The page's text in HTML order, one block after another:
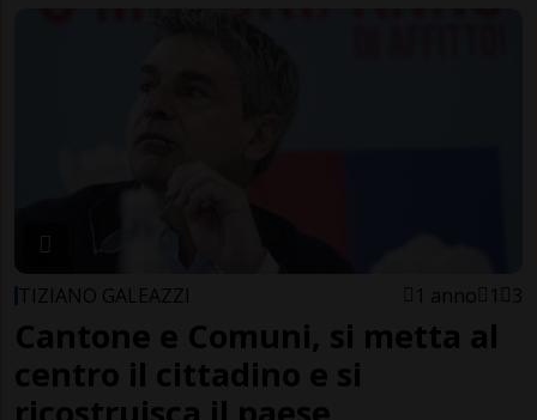
TIZIANO GALEAZZI 1 anno 1 3
Cantone e Comuni, si metta al
centro il cittadino e si